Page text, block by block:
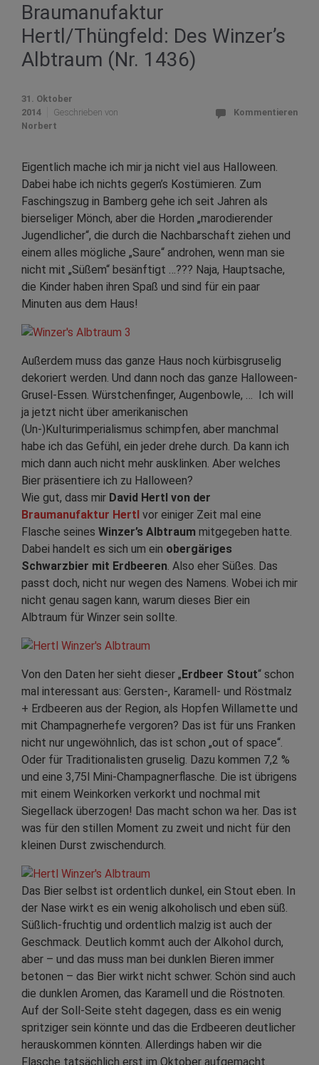
Braumanufaktur
Hertl/Thüngfeld: Des Winzer’s
Albtraum (Nr. 1436)
31. Oktober
2014
Geschrieben von
Norbert
Kommentieren
Eigentlich mache ich mir ja nicht viel aus Halloween.
Dabei habe ich nichts gegen’s Kostümieren. Zum
Faschingszug in Bamberg gehe ich seit Jahren als
bierseliger Mönch, aber die Horden „marodierender
Jugendlicher“, die durch die Nachbarschaft ziehen und
einem alles mögliche „Saure“ androhen, wenn man sie
nicht mit „Süßem“ besänftigt …??? Naja, Hauptsache,
die Kinder haben ihren Spaß und sind für ein paar
Minuten aus dem Haus!
Außerdem muss das ganze Haus noch kürbisgruselig
dekoriert werden. Und dann noch das ganze Halloween-
Grusel-Essen. Würstchenfinger, Augenbowle, … Ich will
ja jetzt nicht über amerikanischen
(Un-)Kulturimperialismus schimpfen, aber manchmal
habe ich das Gefühl, ein jeder drehe durch. Da kann ich
mich dann auch nicht mehr ausklinken. Aber welches
Bier präsentiere ich zu Halloween?
Wie gut, dass mir David Hertl von der
Braumanufaktur Hertl vor einiger Zeit mal eine
Flasche seines Winzer’s Albtraum mitgegeben hatte.
Dabei handelt es sich um ein obergäriges
Schwarzbier mit Erdbeeren. Also eher Süßes. Das
passt doch, nicht nur wegen des Namens. Wobei ich mir
nicht genau sagen kann, warum dieses Bier ein
Albtraum für Winzer sein sollte.
Von den Daten her sieht dieser „Erdbeer Stout“ schon
mal interessant aus: Gersten-, Karamell- und Röstmalz
+ Erdbeeren aus der Region, als Hopfen Willamette und
mit Champagnerhefe vergoren? Das ist für uns Franken
nicht nur ungewöhnlich, das ist schon „out of space“.
Oder für Traditionalisten gruselig. Dazu kommen 7,2 %
und eine 3,75l Mini-Champagnerflasche. Die ist übrigens
mit einem Weinkorken verkorkt und nochmal mit
Siegellack überzogen! Das macht schon wa her. Das ist
was für den stillen Moment zu zweit und nicht für den
kleinen Durst zwischendurch.
Das Bier selbst ist ordentlich dunkel, ein Stout eben. In
der Nase wirkt es ein wenig alkoholisch und eben süß.
Süßlich-fruchtig und ordentlich malzig ist auch der
Geschmack. Deutlich kommt auch der Alkohol durch,
aber – und das muss man bei dunklen Bieren immer
betonen – das Bier wirkt nicht schwer. Schön sind auch
die dunklen Aromen, das Karamell und die Röstnoten.
Auf der Soll-Seite steht dagegen, dass es ein wenig
spritziger sein könnte und das die Erdbeeren deutlicher
herauskommen könnten. Allerdings haben wir die
Flasche tatsächlich erst im Oktober aufgemacht.